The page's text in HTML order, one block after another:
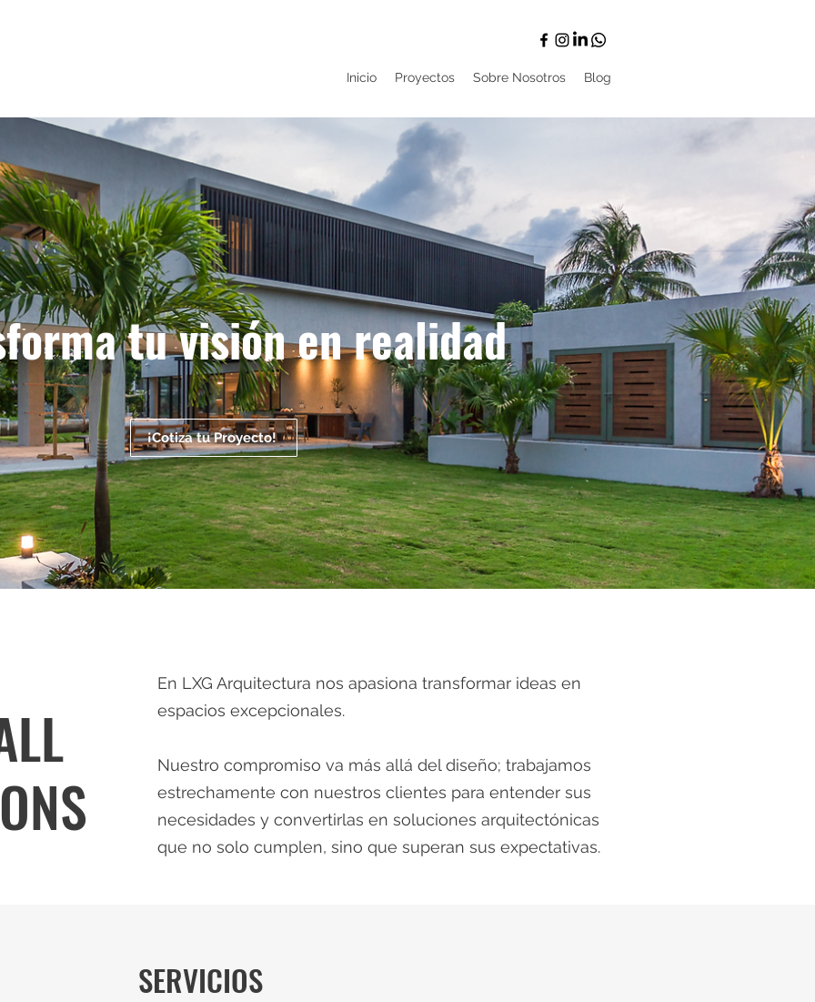
Inicio Proyectos Sobre Nosotros Blog
tu visión en realidad
¡Cotiza tu Proyecto!
En LXG Arquitectura nos apasiona transformar ideas en
espacios excepcionales.
Nuestro compromiso va más allá del diseño; trabajamos
estrechamente con nuestros clientes para entender sus
necesidades y convertirlas en soluciones arquitectónicas
que no solo cumplen, sino que superan sus expectativas.
SERVICIOS